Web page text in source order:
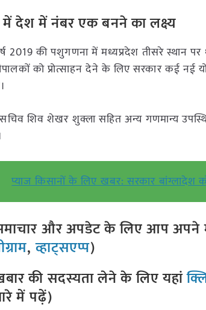
देश में नंबर एक बनने का लक्ष्य
2019 की पशुगणना में मध्यप्रदेश तीसरे स्थान
को प्रोत्साहन देने के लिए सरकार कई
शिव शेखर शुक्ला सहित अन्य गणमान्य
प्याज किसानों के लिए खबर: सरकार बांग्लादेश
और अपडेट के लिए आप
,व्हाट्सएप्प)
की सदस्यता लेने के लिए यहां
में पढ़ें)